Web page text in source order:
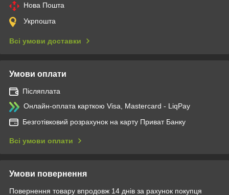
Нова Пошта
Укрпошта
Всі умови доставки
Умови оплати
Післяплата
Онлайн-оплата карткою Visa, Mastercard - LiqPay
Безготівковий розрахунок на карту Приват Банку
Всі умови оплати
Умови повернення
Повернення товару впродовж 14 днів за рахунок покупця